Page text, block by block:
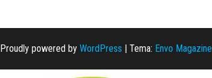
Proudly powered by WordPress | Tema: Envo Magazine